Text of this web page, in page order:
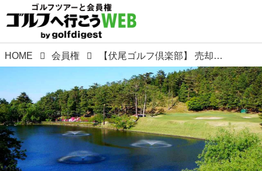
HOME 会員権 【伏尾ゴルフ倶楽部】 売却希望が出難いですが、またまた一口を確保! お探しの方、入会をご検討の方、ご一報くださいませ 値交渉致します！ ゴルフダイジェスト会員権サービス部がお薦めする関西ゴルフ場シリーズ③